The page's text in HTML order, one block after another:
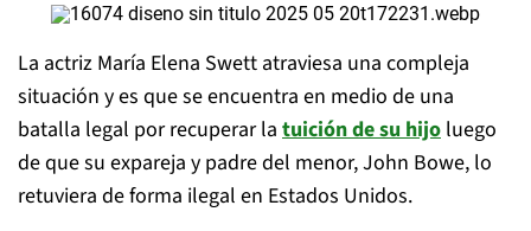
La actriz María Elena Swett atraviesa una compleja
situación y es que se encuentra en medio de una
batalla legal por recuperar la tuición de su hijo luego
de que su expareja y padre del menor, John Bowe, lo
retuviera de forma ilegal en Estados Unidos.